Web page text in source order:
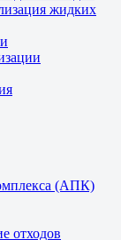
жидких
(АПК)
отходов